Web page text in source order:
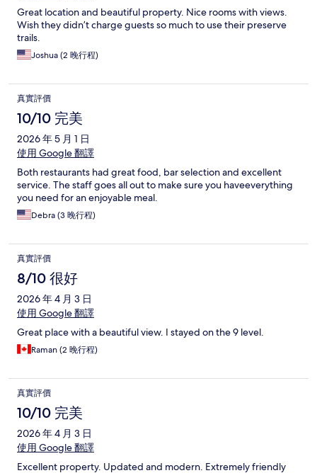
Great location and beautiful property. Nice rooms with views.
Wish they didn’t charge guests so much to use their preserve
trails.
Joshua (2 晚行程)
真實評價
10/10 完美
2026 年 5 月 1 日
使用 Google 翻譯
Both restaurants had great food, bar selection and excellent
service. The staff goes all out to make sure you haveeverything
you need for an enjoyable meal.
Debra (3 晚行程)
真實評價
8/10 很好
2026 年 4 月 3 日
使用 Google 翻譯
Great place with a beautiful view. I stayed on the 9 level.
Raman (2 晚行程)
真實評價
10/10 完美
2026 年 4 月 3 日
使用 Google 翻譯
Excellent property. Updated and modern. Extremely friendly